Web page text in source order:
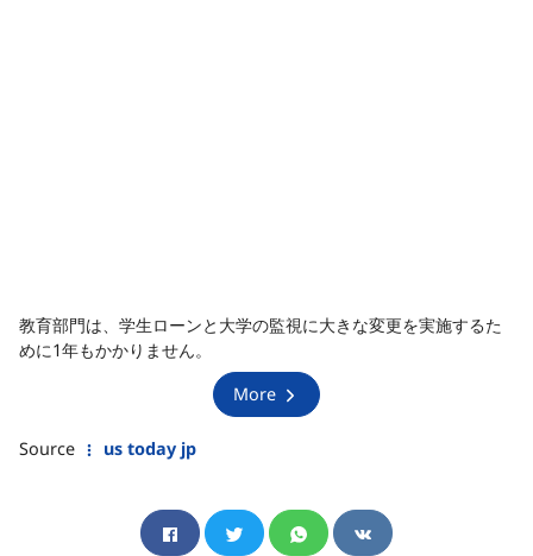
教育部門は、学生ローンと大学の監視に大きな変更を実施するた
めに1年もかかりません。
More
Source us today jp